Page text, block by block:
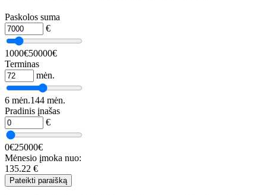
Paskolos suma
€
1000€50000€
Terminas
mėn.
6 mėn.144 mėn.
Pradinis įnašas
€
0€25000€
Mėnesio įmoka nuo:
135.22 €
Pateikti paraišką